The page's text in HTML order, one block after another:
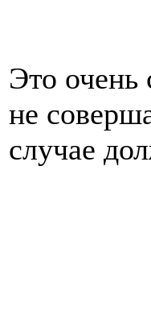
Это очень
не
случае